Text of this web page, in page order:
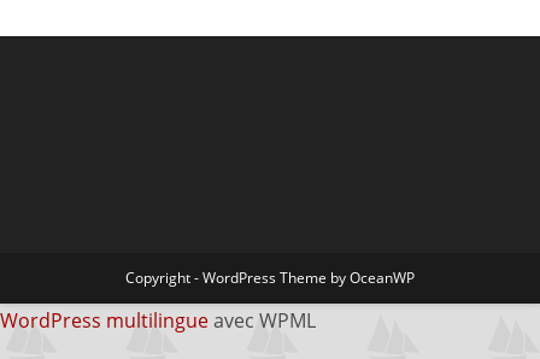
Copyright - WordPress Theme by OceanWP
WordPress multilingueavec WPML